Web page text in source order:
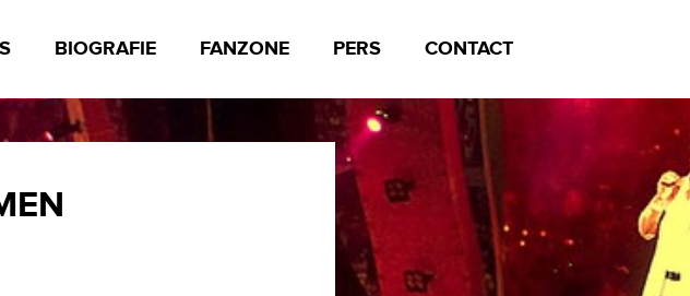
BIOGRAFIE FANZONE PERS CONTACT